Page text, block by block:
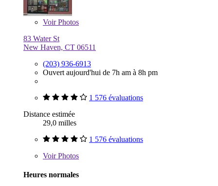
VoirPhotos
83 Water St
New Haven, CT 06511
(203) 936-6913
Ouvert aujourd'hui de 7h am à 8h pm
1 576 évaluations
Distance estimée
29,0 milles
1 576 évaluations
VoirPhotos
Heures normales